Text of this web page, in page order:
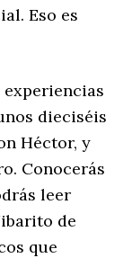
Eso es
dieciséis
Héctor, y
Conocerás
leer
de
que